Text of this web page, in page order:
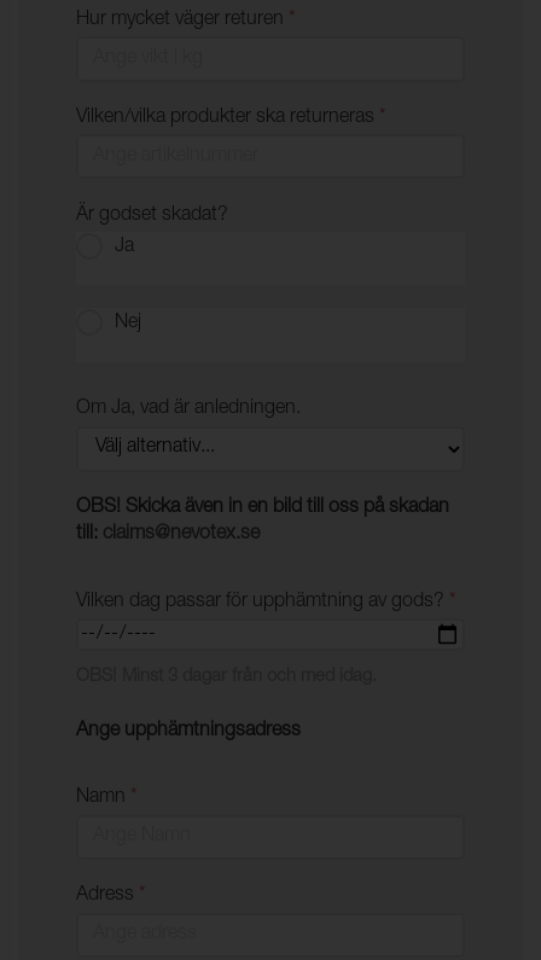
Hur mycket väger returen *
Vilken/vilka produkter ska returneras *
Är godset skadat?
Ja
Nej
Om Ja, vad är anledningen.
OBS! Skicka även in en bild till oss på skadan
till: claims@nevotex.se
Vilken dag passar för upphämtning av gods? *
Ange upphämtningsadress
Namn *
Adress *